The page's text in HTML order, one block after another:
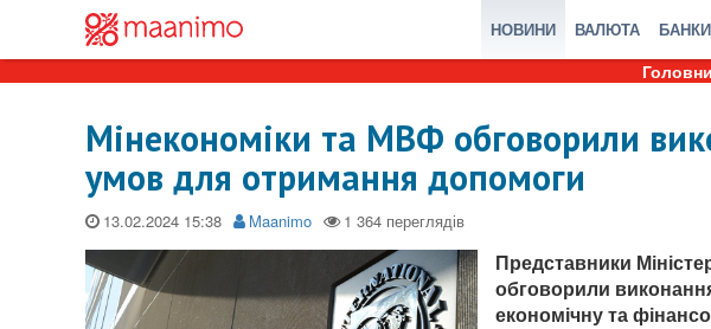
НОВИНИ ВАЛЮТА БАНКИ
Мінекономіки та МВФ обговорили
умов для отримання допомоги
13.02.2024 Maanimo
Представники
обговорили
економічну та